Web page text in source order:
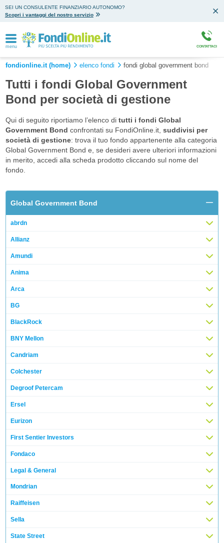
SEI UN CONSULENTE FINANZIARIO AUTONOMO?
Scopri i vantaggi del nostro servizio
menu CONTATTACI
fondionline.it (home) elenco fondi fondi global government bond
Tutti i fondi Global Government
Bond per società di gestione
Qui di seguito riportiamo l’elenco di tutti i fondi Global
Government Bond confrontati su FondiOnline.it, suddivisi per
società di gestione: trova il tuo fondo appartenente alla categoria
Global Government Bond e, se desideri avere ulteriori informazioni
in merito, accedi alla scheda prodotto cliccando sul nome del
fondo.
Global Government Bond
abrdn
Allianz
Amundi
Anima
Arca
BG
BlackRock
BNY Mellon
Candriam
Colchester
Degroof Petercam
Ersel
Eurizon
First Sentier Investors
Fondaco
Legal & General
Mondrian
Raiffeisen
Sella
State Street